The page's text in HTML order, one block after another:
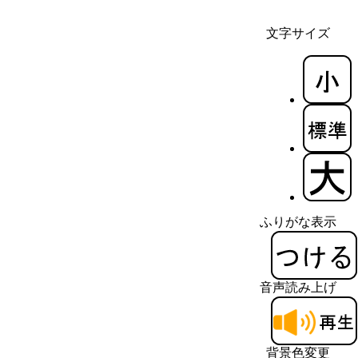
文字サイズ
ふりがな表示
音声読み上げ
背景色変更